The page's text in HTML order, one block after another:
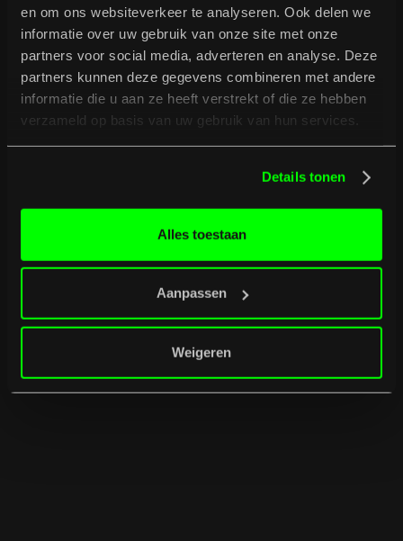
en om ons websiteverkeer te analyseren. Ook delen we
informatie over uw gebruik van onze site met onze
partners voor social media, adverteren en analyse. Deze
partners kunnen deze gegevens combineren met andere
informatie die u aan ze heeft verstrekt of die ze hebben
verzameld op basis van uw gebruik van hun services.
Details tonen
Alles toestaan
Aanpassen
Weigeren